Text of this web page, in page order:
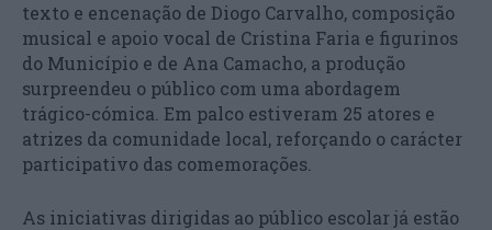
texto e encenação de Diogo Carvalho, composição
musical e apoio vocal de Cristina Faria e figurinos
do Município e de Ana Camacho, a produção
surpreendeu o público com uma abordagem
trágico-cómica. Em palco estiveram 25 atores e
atrizes da comunidade local, reforçando o carácter
participativo das comemorações.
As iniciativas dirigidas ao público escolar já estão